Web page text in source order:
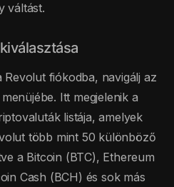
váltást.
fiókodba, navigálj az
Itt megjelenik a
listája, amelyek
több mint 50 különböző
a Bitcoin (BTC), Ethereum
Cash (BCH) és sok más